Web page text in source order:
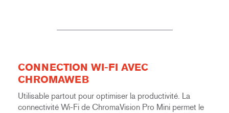
CONNECTION WI-FI AVEC
CHROMAWEB
Utilisable partout pour optimiser la productivité. La
connectivité Wi-Fi de ChromaVision Pro Mini permet le